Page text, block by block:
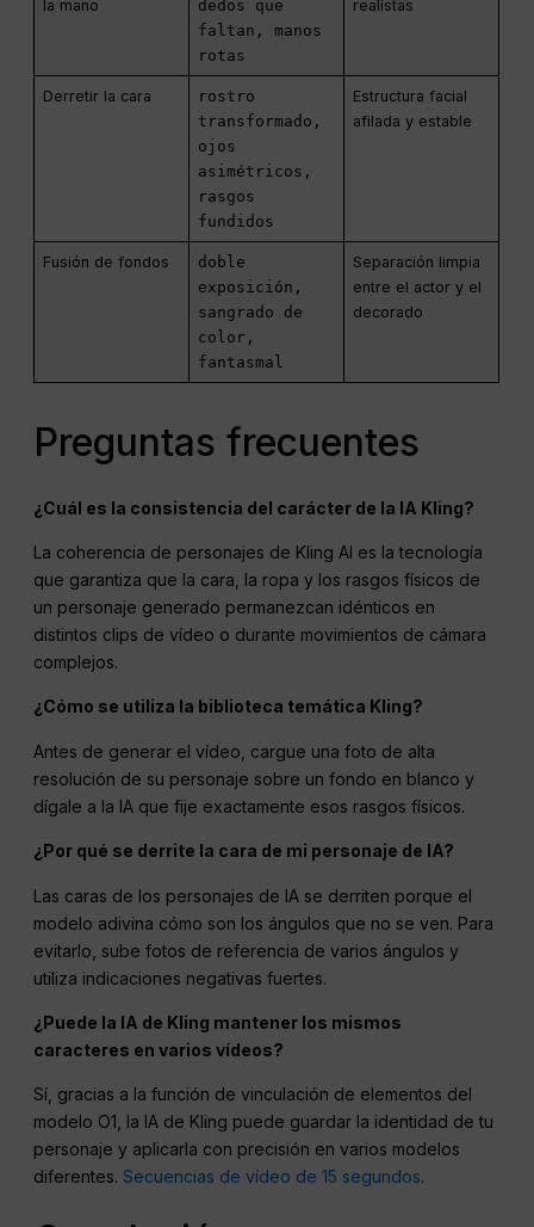
la mano
dedos que
faltan, manos
rotas
realistas
Derretir la cara
rostro
transformado,
ojos
asimétricos,
rasgos
fundidos
Estructura facial
afilada y estable
Fusión de fondos
doble
exposición,
sangrado de
color,
fantasmal
Separación limpia
entre el actor y el
decorado
Preguntas frecuentes
¿Cuál es la consistencia del carácter de la IA Kling?
La coherencia de personajes de Kling AI es la tecnología
que garantiza que la cara, la ropa y los rasgos físicos de
un personaje generado permanezcan idénticos en
distintos clips de vídeo o durante movimientos de cámara
complejos.
¿Cómo se utiliza la biblioteca temática Kling?
Antes de generar el vídeo, cargue una foto de alta
resolución de su personaje sobre un fondo en blanco y
dígale a la IA que fije exactamente esos rasgos físicos.
¿Por qué se derrite la cara de mi personaje de IA?
Las caras de los personajes de IA se derriten porque el
modelo adivina cómo son los ángulos que no se ven. Para
evitarlo, sube fotos de referencia de varios ángulos y
utiliza indicaciones negativas fuertes.
¿Puede la IA de Kling mantener los mismos
caracteres en varios vídeos?
Sí, gracias a la función de vinculación de elementos del
modelo O1, la IA de Kling puede guardar la identidad de tu
personaje y aplicarla con precisión en varios modelos
diferentes.Secuencias de vídeo de 15 segundos.